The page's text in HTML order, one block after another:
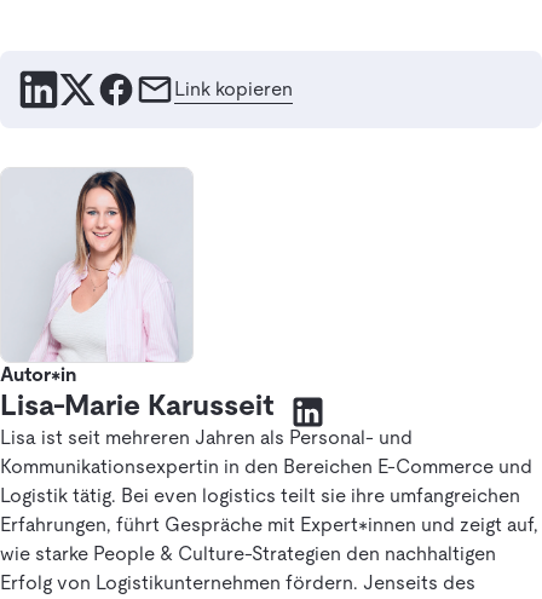
Link kopieren
Autor*in
Lisa-Marie Karusseit
Lisa ist seit mehreren Jahren als Personal- und
Kommunikationsexpertin in den Bereichen E-Commerce und
Logistik tätig. Bei even logistics teilt sie ihre umfangreichen
Erfahrungen, führt Gespräche mit Expert*innen und zeigt auf,
wie starke People & Culture-Strategien den nachhaltigen
Erfolg von Logistikunternehmen fördern. Jenseits des